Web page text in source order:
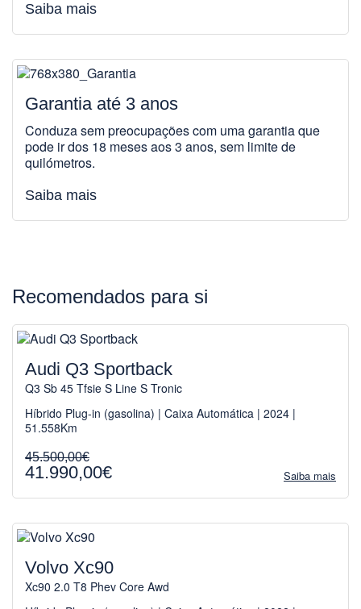
Saiba mais
Garantia até 3 anos
Conduza sem preocupações com uma garantia que
pode ir dos 18 meses aos 3 anos, sem limite de
quilómetros.
Saiba mais
Recomendados para si
Audi Q3 Sportback
Q3 Sb 45 Tfsie S Line S Tronic
Híbrido Plug-in (gasolina) | Caixa Automática | 2024 |
51.558Km
45.500,00€
41.990,00€ Saiba mais
Volvo Xc90
Xc90 2.0 T8 Phev Core Awd